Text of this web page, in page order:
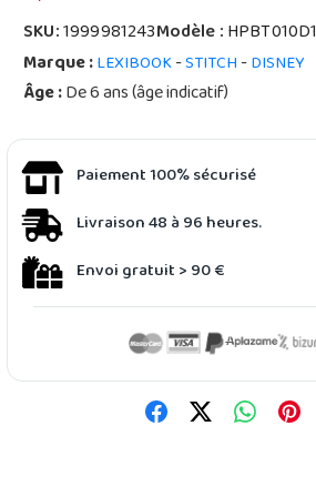
SKU:1999981243Modèle :HPBT010D1
Marque :LEXIBOOK-STITCH-DISNEY
Âge :De 6 ans (âge indicatif)
Paiement 100% sécurisé
Livraison 48 à 96 heures.
Envoi gratuit > 90 €